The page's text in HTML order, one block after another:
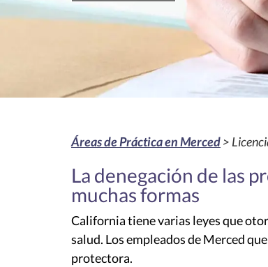
Áreas de Práctica en Merced>
La denegación de las
muchas formas
California tiene varias leyes que
salud. Los empleados de Merced
protectora.